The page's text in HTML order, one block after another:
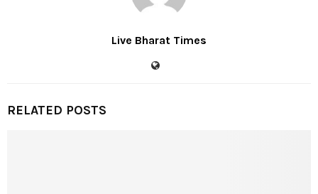
Live Bharat Times
RELATED POSTS